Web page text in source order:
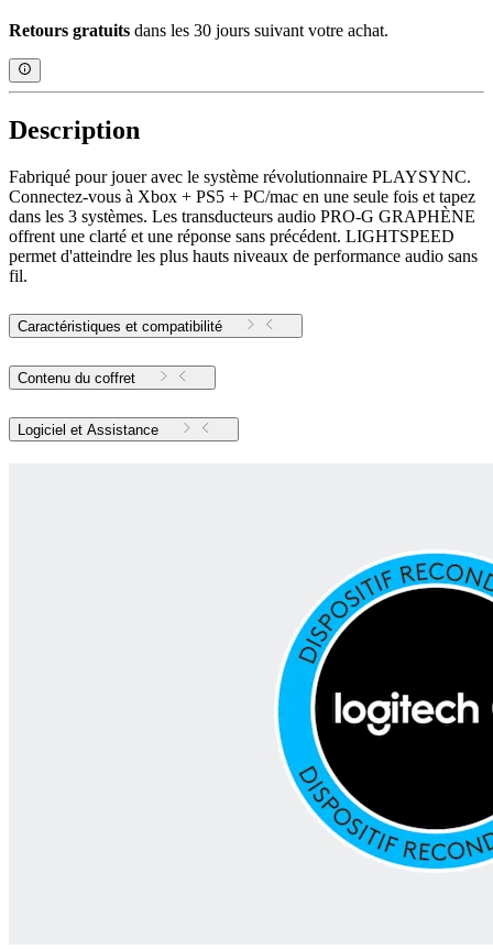
Retours gratuits dans les 30 jours suivant votre achat.
Description
Fabriqué pour jouer avec le système révolutionnaire PLAYSYNC.
Connectez-vous à Xbox + PS5 + PC/mac en une seule fois et tapez
dans les 3 systèmes. Les transducteurs audio PRO-G GRAPHÈNE
offrent une clarté et une réponse sans précédent. LIGHTSPEED
permet d'atteindre les plus hauts niveaux de performance audio sans
fil.
Caractéristiques et compatibilité
Contenu du coffret
Logiciel et Assistance